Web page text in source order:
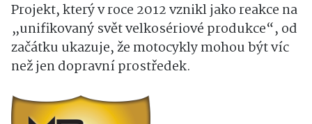
Projekt, který v roce 2012 vznikl jako reakce na
„unifikovaný svět velkosériové produkce“, od
začátku ukazuje, že motocykly mohou být víc
než jen dopravní prostředek.